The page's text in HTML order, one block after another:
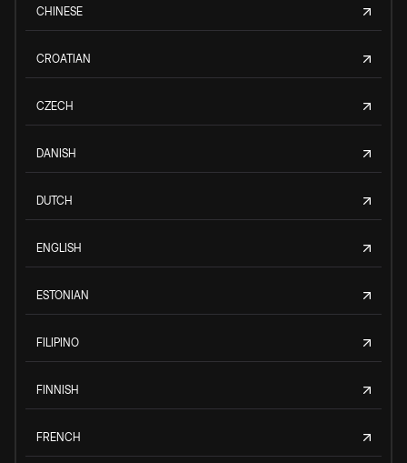
CHINESE
CROATIAN
CZECH
DANISH
DUTCH
ENGLISH
ESTONIAN
FILIPINO
FINNISH
FRENCH